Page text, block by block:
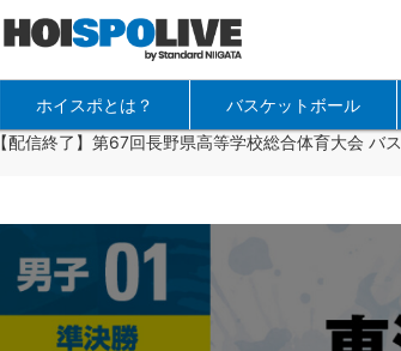
ホイスポとは？ バスケットボール
【配信終了】第67回長野県高等学校総合体育大会 バ